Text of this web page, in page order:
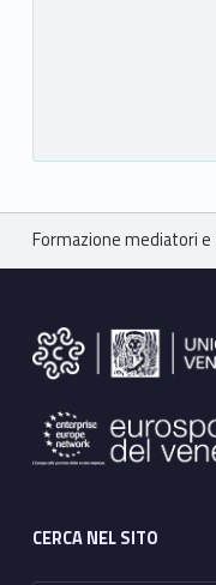
Breadcrumbs navigation
Formazione mediatori e
CERCA NEL SITO